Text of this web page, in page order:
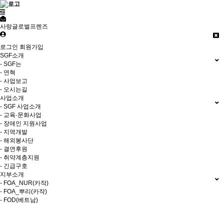
사랑글로벌프렌즈
로그인 회원가입
SGF소개
- SGF는
- 연혁
- 사업보고
- 오시는길
사업소개
- SGF 사업소개
- 교육·문화사업
- 장애인 지원사업
- 지역개발
- 해외봉사단
- 결연후원
- 취약계층지원
- 긴급구호
지부소개
- FOA_NUR(카작)
- FOA_뿌리(카작)
- FOD(베트남)